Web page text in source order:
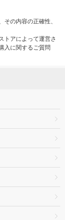
の内容の正確性、
トアによって運営さ
入に関するご質問